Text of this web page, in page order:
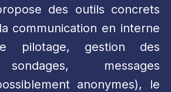
des outils concrets
communication en interne
pilotage, gestion des
messages
anonymes), le